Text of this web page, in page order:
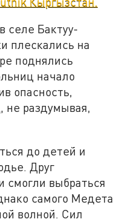
селе Бактуу-
плескались на
поднялись
начало
опасность,
не раздумывая,
до детей и
Друг
смогли выбраться
самого Медета
волной. Сил